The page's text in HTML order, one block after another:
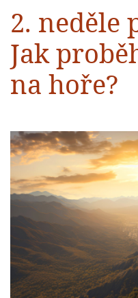
2. neděle
Jak
na hoře?